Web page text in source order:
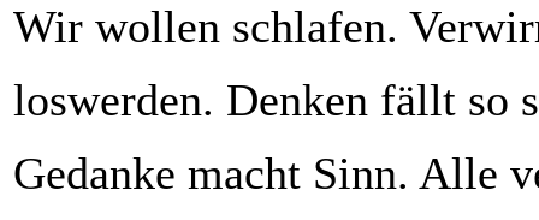
Wir wollen schlafen.
loswerden. Denken fällt so
Gedanke macht Sinn. Alle